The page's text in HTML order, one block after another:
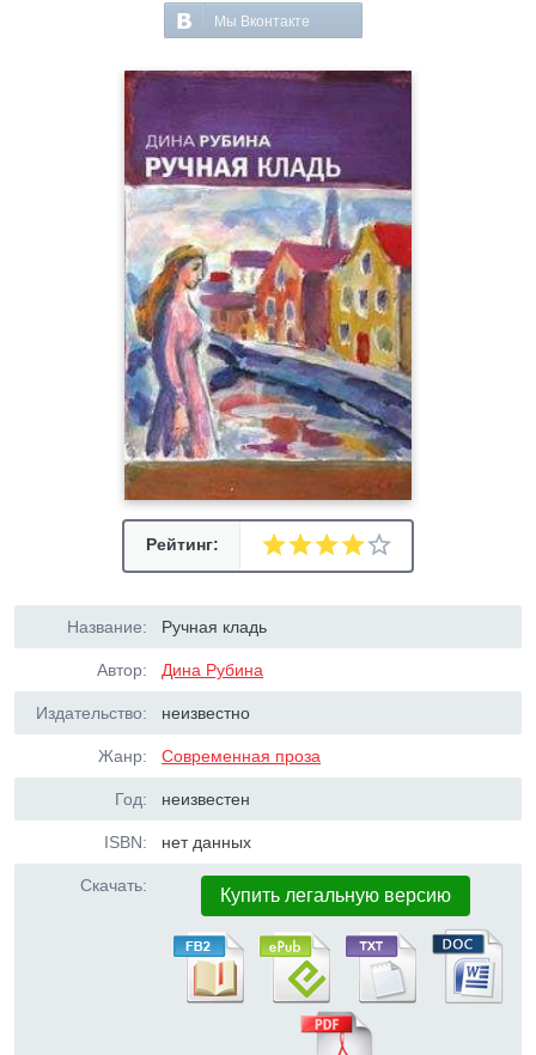
Мы Вконтакте
Рейтинг:
Название: Ручная кладь
Автор: Дина Рубина
Издательство: неизвестно
Жанр: Современная проза
Год: неизвестен
ISBN: нет данных
Скачать: Купить легальную версию